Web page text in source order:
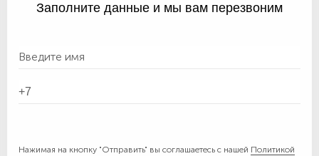
Заполните данные и мы вам перезвоним
Нажимая на кнопку "Отправить" вы соглашаетесь с нашей Политикой